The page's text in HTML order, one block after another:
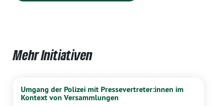
Mehr Initiativen
Umgang der Polizei mit Pressevertreter:innen im
Kontext von Versammlungen